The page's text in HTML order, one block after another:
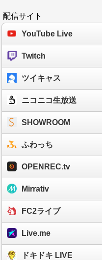
配信サイト
YouTube Live
Twitch
ツイキャス
ニコニコ生放送
SHOWROOM
ふわっち
OPENREC.tv
Mirrativ
FC2ライブ
Live.me
ドキドキ LIVE